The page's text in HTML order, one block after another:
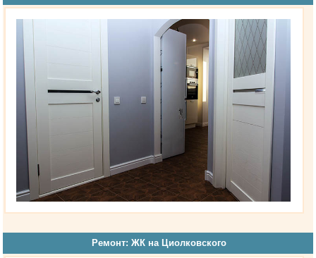
Ремонт: ЖК на Циолковского